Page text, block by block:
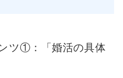
ツ①：「婚活の具体